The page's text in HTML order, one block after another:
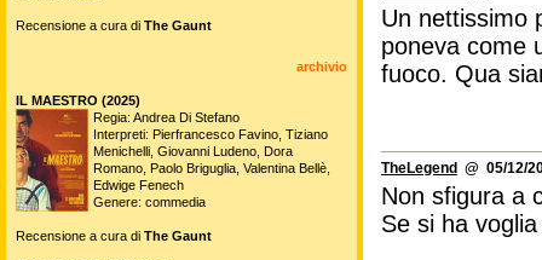
Un nettissimo
poneva come
fuoco. Qua
TheLegend @ 05/12/
Non sfigura a
Se si ha
Recensione a cura di The Gaunt
archivio
IL MAESTRO (2025)
Regia: Andrea Di Stefano
Interpreti: Pierfrancesco Favino, Tiziano
Menichelli, Giovanni Ludeno, Dora
Romano, Paolo Briguglia, Valentina Bellè,
Edwige Fenech
Genere: commedia
Recensione a cura di The Gaunt